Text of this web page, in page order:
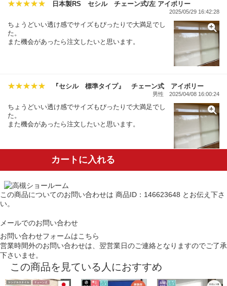
日本製RS セシル チェーン式/左 アイボリー
2025/05/29 16:42:28
ちょうどいい透け感でサイズもぴったりで大満足でし
た。
また機会があったら注文したいと思います。
『セシル 標準タイプ』 チェーン式 アイボリー
男性 2025/04/08 16:00:24
ちょうどいい透け感でサイズもぴったりで大満足でし
た。
また機会があったら注文したいと思います。
カートに入れる
この商品についてのお問い合わせは 商品ID：146623648 とお伝え下さ
い。
メールでのお問い合わせ
お問い合わせフォームはこちら
営業時間外のお問い合わせは、翌営業日のご連絡となりますのでご了承
下さいませ。
この商品を見ている人におすすめ